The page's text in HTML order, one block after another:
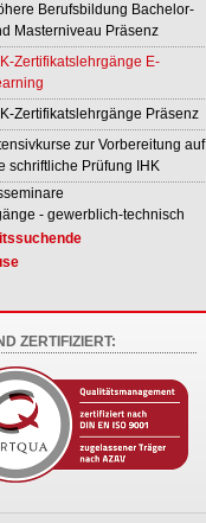
Berufsbildung Bachelor-
Masterniveau Präsenz
Zertifikatslehrgänge E-
Zertifikatslehrgänge Präsenz
zur Vorbereitung auf
schriftliche Prüfung IHK
- gewerblich-technisch
ZERTIFIZIERT: